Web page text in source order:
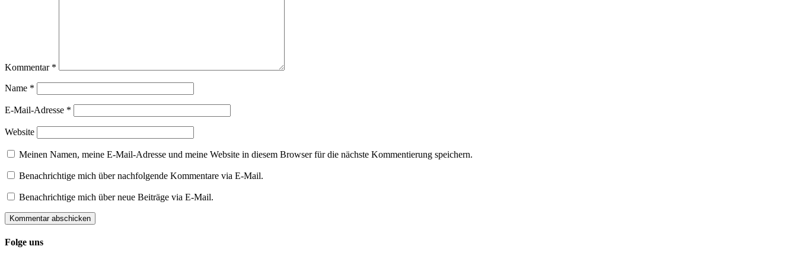
Kommentar *
Name *
E-Mail-Adresse *
Website
Meinen Namen, meine E-Mail-Adresse und meine Website in diesem Browser für die nächste Kommentierung speichern.
Benachrichtige mich über nachfolgende Kommentare via E-Mail.
Benachrichtige mich über neue Beiträge via E-Mail.
Folge uns